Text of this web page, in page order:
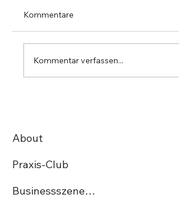
Kommentare
Kommentar verfassen...
About
Praxis-Club
Businessszene.ch